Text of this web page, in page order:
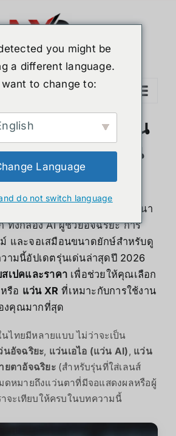
จฉริยะที่ดีที่สุดใน
ำหรับการใช้งาน
Glasses)
ในปี 2026 พัฒนา
ทั้งกล้อง AI ผู้ช่วยอัจฉริยะ การ
และจอเสมือนขนาดยักษ์สำหรับดู
ามนี้อัปเดตรุ่นเด่นล่าสุดปี 2026
สเปคและราคา เพื่อช่วยให้คุณเลือก
หรือ แว่น XR ที่เหมาะกับการใช้งาน
งคุณมากที่สุด
ไทยมีหลายแบบ ไม่ว่าจะเป็น
นอัจฉริยะ, แว่นเอไอ (แว่น AI), แว่น
ยตาอัจฉริยะ(สำหรับรุ่นที่ใส่เลนส์
หมายถึงแว่นตาที่มีจอแสดงผลหรือผู้
จะเทียบให้ครบในบทความนี้
you might be
a different language.
want to change to:
Language
do not switch language